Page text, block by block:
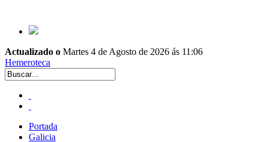
Actualizado o Martes 4 de Agosto de 2026 ás 11:06
Hemeroteca
Portada
Galicia